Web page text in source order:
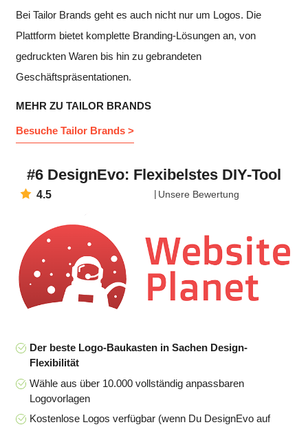
Bei Tailor Brands geht es auch nicht nur um Logos. Die
Plattform bietet komplette Branding-Lösungen an, von
gedruckten Waren bis hin zu gebrandeten
Geschäftspräsentationen.
MEHR ZU TAILOR BRANDS
Besuche Tailor Brands >
#6 DesignEvo: Flexibelstes DIY-Tool
4.5 Unsere Bewertung
Der beste Logo-Baukasten in Sachen Design-
Flexibilität
Wähle aus über 10.000 vollständig anpassbaren
Logovorlagen
Kostenlose Logos verfügbar (wenn Du DesignEvo auf